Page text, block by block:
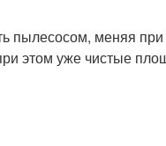
пылесосом, меняя
этом уже чистые